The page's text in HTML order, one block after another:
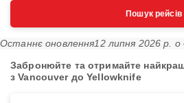
Пошук рейсів
Останнє оновлення12 липня 2026 р. о
Забронюйте та отримайте
з Vancouver до Yellowknife